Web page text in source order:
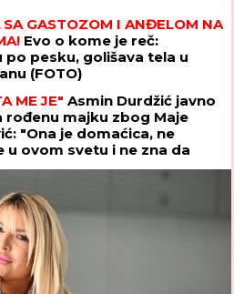
SA GASTOZOM I ANĐELOM NA
Evo o kome je reč:
po pesku, golišava tela u
(FOTO)
ME JE" Asmin Durdžić javno
rođenu majku zbog Maje
"Ona je domaćica, ne
u ovom svetu i ne zna da